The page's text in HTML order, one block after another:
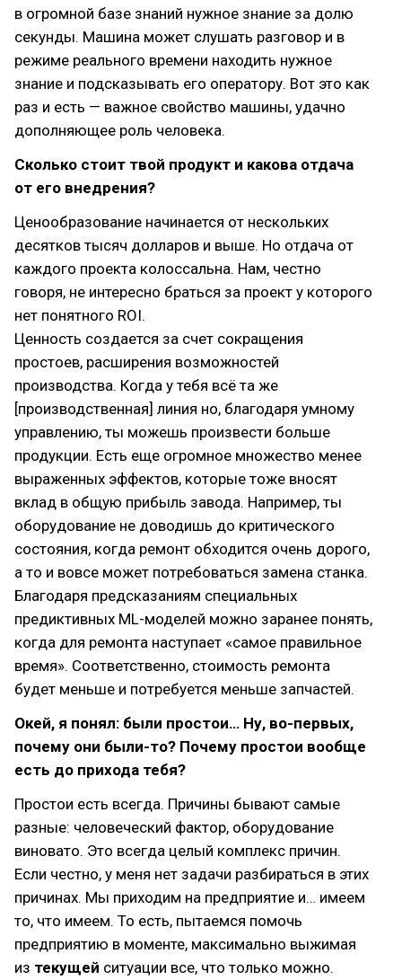
в огромной базе знаний нужное знание за долю
секунды. Машина может слушать разговор и в
режиме реального времени находить нужное
знание и подсказывать его оператору. Вот это как
раз и есть — важное свойство машины, удачно
дополняющее роль человека.
Сколько стоит твой продукт и какова отдача
от его внедрения?
Ценообразование начинается от нескольких
десятков тысяч долларов и выше. Но отдача от
каждого проекта колоссальна. Нам, честно
говоря, не интересно браться за проект у которого
нет понятного ROI.
Ценность создается за счет сокращения
простоев, расширения возможностей
производства. Когда у тебя всё та же
[производственная] линия но, благодаря умному
управлению, ты можешь произвести больше
продукции. Есть еще огромное множество менее
выраженных эффектов, которые тоже вносят
вклад в общую прибыль завода. Например, ты
оборудование не доводишь до критического
состояния, когда ремонт обходится очень дорого,
а то и вовсе может потребоваться замена станка.
Благодаря предсказаниям специальных
предиктивных ML-моделей можно заранее понять,
когда для ремонта наступает «самое правильное
время». Соответственно, стоимость ремонта
будет меньше и потребуется меньше запчастей.
Окей, я понял: были простои… Ну, во-первых,
почему они были-то? Почему простои вообще
есть до прихода тебя?
Простои есть всегда. Причины бывают самые
разные: человеческий фактор, оборудование
виновато. Это всегда целый комплекс причин.
Если честно, у меня нет задачи разбираться в этих
причинах. Мы приходим на предприятие и… имеем
то, что имеем. То есть, пытаемся помочь
предприятию в моменте, максимально выжимая
из текущей ситуации все, что только можно.